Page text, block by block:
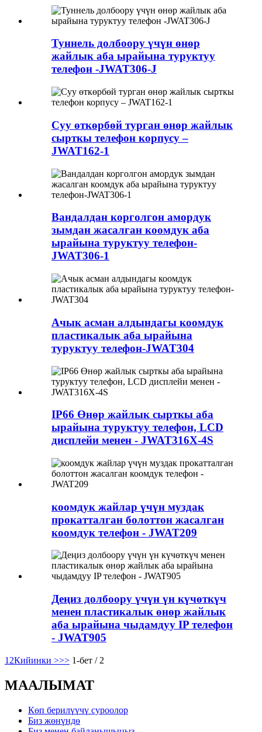
Туннель долбоору үчүн өнөр
жайлык аба ырайына туруктуу
телефон -JWAT306-J
Суу өткөрбөй турган өнөр жайлык
сырткы телефон корпусу –
JWAT162-1
Вандалдан корголгон амордук
зымдан жасалган коомдук аба
ырайына туруктуу телефон-
JWAT306-1
Ачык асман алдындагы коомдук
пластикалык аба ырайына
туруктуу телефон-JWAT304
IP66 Өнөр жайлык сырткы аба
ырайына туруктуу телефон, LCD
дисплейи менен - ​​JWAT316X-4S
коомдук жайлар үчүн муздак
прокатталган болоттон жасалган
коомдук телефон - JWAT209
Деңиз долбоору үчүн үн күчөткүч
менен пластикалык өнөр жайлык
аба ырайына чыдамдуу IP телефон
- JWAT905
1 2Кийинки >>> 1-бет / 2
МААЛЫМАТ
Көп берилүүчү суроолор
Биз жөнүндө